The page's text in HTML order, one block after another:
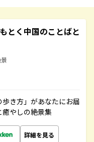
とく中国のことばと
き方」があなたにお届
やしの絶景集
詳細を見る